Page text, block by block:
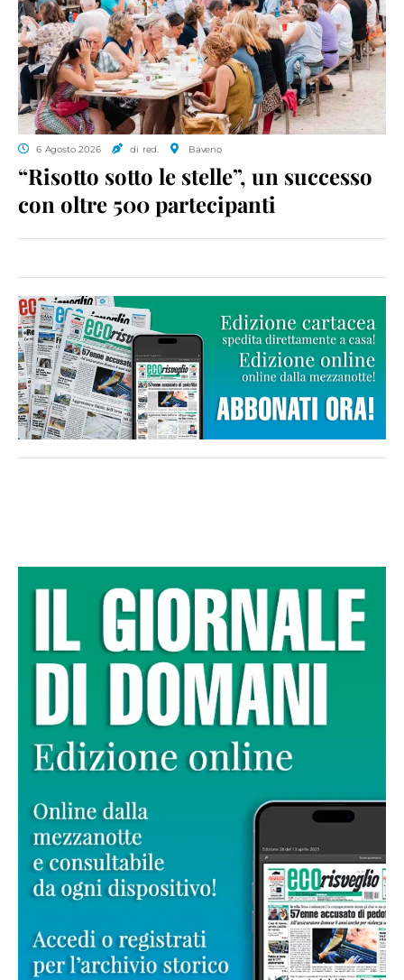
6 Agosto 2026 di red. Baveno
“Risotto sotto le stelle”, un successo
con oltre 500 partecipanti